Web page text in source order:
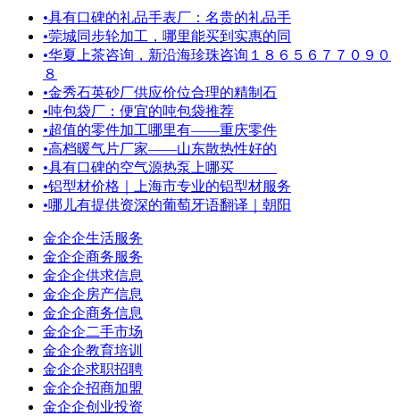
•具有口碑的礼品手表厂：名贵的礼品手
•莞城同步轮加工，哪里能买到实惠的同
•华夏上茶咨询，新沿海珍珠咨询１８６５６７７０９０
８
•金秀石英砂厂供应价位合理的精制石
•吨包袋厂：便宜的吨包袋推荐
•超值的零件加工哪里有——重庆零件
•高档暖气片厂家——山东散热性好的
•具有口碑的空气源热泵上哪买
•铝型材价格｜上海市专业的铝型材服务
•哪儿有提供资深的葡萄牙语翻译｜朝阳
金企企生活服务
金企企商务服务
金企企供求信息
金企企房产信息
金企企商务信息
金企企二手市场
金企企教育培训
金企企求职招聘
金企企招商加盟
金企企创业投资